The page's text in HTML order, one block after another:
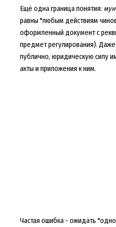
Ещё одна граница понятия:
равны "любым действиям
оформленный документ с
предмет регулирования).
публично, юридическую силу
акты и приложения к ним.
Частая ошибка - ожидать